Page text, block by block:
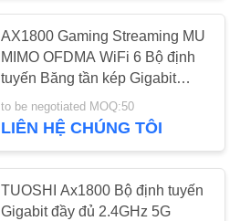
AX1800 Gaming Streaming MU
MIMO OFDMA WiFi 6 Bộ định
tuyến Băng tần kép Gigabit
Wireless CPE
to be negotiated MOQ:50
LIÊN HỆ CHÚNG TÔI
TUOSHI Ax1800 Bộ định tuyến
Gigabit đầy đủ 2.4GHz 5G